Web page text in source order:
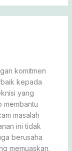
komitmen
kepada
yang
membantu
masalah
ini tidak
berusaha
memuaskan.